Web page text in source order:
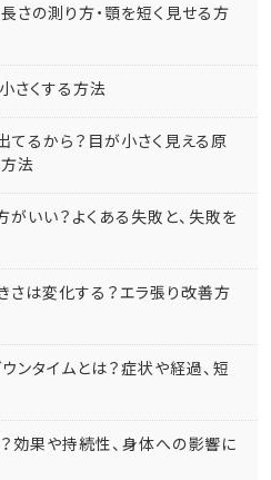
さの測り方・顎を短く見せる方
さくする方法
てるから？目が小さく見える原
法
いい？よくある失敗と、失敗を
さは変化する？エラ張り改善方
ンタイムとは？症状や経過、短
効果や持続性、身体への影響に